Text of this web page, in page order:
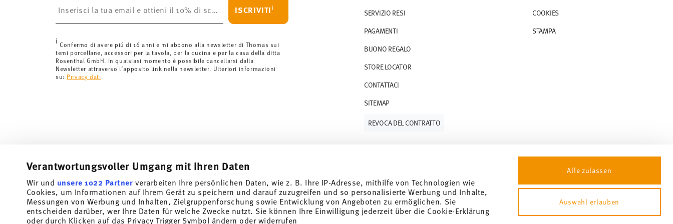
Verantwortungsvoller Umgang mit Ihren Daten
Wir und unsere 1022 Partner verarbeiten Ihre persönlichen Daten, wie z. B. Ihre IP-Adresse, mithilfe von Technologien wie
Cookies, um Informationen auf Ihrem Gerät zu speichern und darauf zuzugreifen und so personalisierte Werbung und Inhalte,
Messungen von Werbung und Inhalten, Zielgruppenforschung sowie Entwicklung von Angeboten zu ermöglichen. Sie
entscheiden darüber, wer Ihre Daten für welche Zwecke nutzt. Sie können Ihre Einwilligung jederzeit über die Cookie-Erklärung
oder durch Klicken auf das Privacy Trigger Symbol ändern oder widerrufen
Alle zulassen
Auswahl erlauben
è gratuita.
Svizzera:Le spedizioni in Svizzera sono gratuite per ordini a partire da 69,90 CHF. Per ordini
Tempi di spedizione in Italia:5-7 giorni lavorativi per gli articoli in stock. Puoi visualizzare i tempi
di consegna per altri paesiqui.
Fornitore del servizio di spedizione:Spediamo con UPS (consegna standard) in Italia.
TracciabilitàRiceverete un codice di tracciamento via e-mail non appena il vostro pacco verrà
ISCRIVITIi
i Confermo di avere piú di 16 anni e mi abbono alla newsletter di Thomas sui
temi porcellane, accessori per la tavola, per la cucina e per la casa della ditta
Rosenthal GmbH. In qualsiasi momento è possibile cancellarsi dalla
Newsletter attraverso l´apposito link nella newsletter. Ulteriori informazioni
su: Privacy dati
SERVIZIO RESI
PAGAMENTI
BUONO REGALO
STORE LOCATOR
CONTATTACI
SITEMAP
COOKIES
STAMPA
REVOCA DEL CONTRATTO